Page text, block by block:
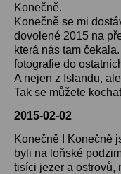
Konečně.
Konečně se mi
dovolené 2015 na
která nás tam
fotografie do
A nejen z Islandu,
Tak se můžete
2015-02-02
Konečně ! Konečně
byli na loňské
tisíci jezer a ostrovů,